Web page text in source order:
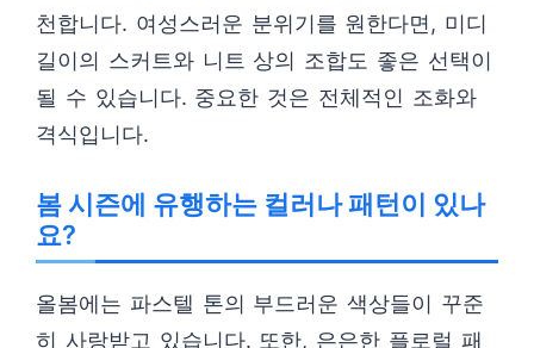
천합니다. 여성스러운 분위기를 원한다면, 미디
길이의 스커트와 니트 상의 조합도 좋은 선택이
될 수 있습니다. 중요한 것은 전체적인 조화와
격식입니다.
봄 시즌에 유행하는 컬러나 패턴이 있나
요?
올봄에는 파스텔 톤의 부드러운 색상들이 꾸준
히 사랑받고 있습니다. 또한, 은은한 플로럴 패